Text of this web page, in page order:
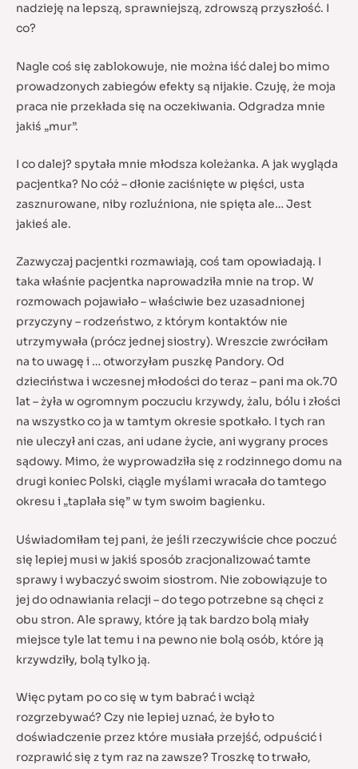
nadzieję na lepszą, sprawniejszą, zdrowszą przyszłość. I
co?
Nagle coś się zablokowuje, nie można iść dalej bo mimo
prowadzonych zabiegów efekty są nijakie. Czuję, że moja
praca nie przekłada się na oczekiwania. Odgradza mnie
jakiś „mur”.
I co dalej? spytała mnie młodsza koleżanka. A jak wygląda
pacjentka? No cóż – dłonie zaciśnięte w pięści, usta
zasznurowane, niby rozluźniona, nie spięta ale… Jest
jakieś ale.
Zazwyczaj pacjentki rozmawiają, coś tam opowiadają. I
taka właśnie pacjentka naprowadziła mnie na trop. W
rozmowach pojawiało – właściwie bez uzasadnionej
przyczyny – rodzeństwo, z którym kontaktów nie
utrzymywała (prócz jednej siostry). Wreszcie zwróciłam
na to uwagę i … otworzyłam puszkę Pandory. Od
dzieciństwa i wczesnej młodości do teraz – pani ma ok.70
lat – żyła w ogromnym poczuciu krzywdy, żalu, bólu i złości
na wszystko co ja w tamtym okresie spotkało. I tych ran
nie uleczył ani czas, ani udane życie, ani wygrany proces
sądowy. Mimo, że wyprowadziła się z rodzinnego domu na
drugi koniec Polski, ciągle myślami wracała do tamtego
okresu i „taplała się” w tym swoim bagienku.
Uświadomiłam tej pani, że jeśli rzeczywiście chce poczuć
się lepiej musi w jakiś sposób zracjonalizować tamte
sprawy i wybaczyć swoim siostrom. Nie zobowiązuje to
jej do odnawiania relacji – do tego potrzebne są chęci z
obu stron. Ale sprawy, które ją tak bardzo bolą miały
miejsce tyle lat temu i na pewno nie bolą osób, które ją
krzywdziły, bolą tylko ją.
Więc pytam po co się w tym babrać i wciąż
rozgrzebywać? Czy nie lepiej uznać, że było to
doświadczenie przez które musiała przejść, odpuścić i
rozprawić się z tym raz na zawsze? Troszkę to trwało,